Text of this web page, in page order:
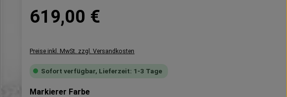
619,00 €
Preise inkl. MwSt. zzgl. Versandkosten
Sofort verfügbar, Lieferzeit: 1-3 Tage
Markierer Farbeauswählen